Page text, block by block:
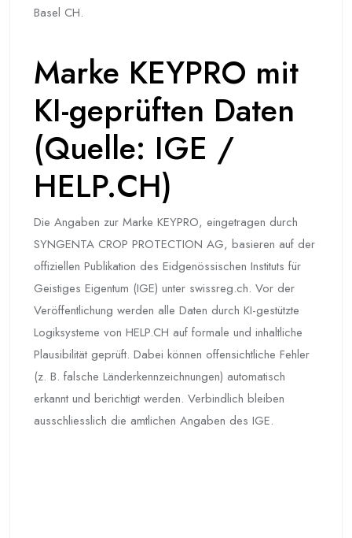
Basel CH.
Marke KEYPRO mit
KI-geprüften Daten
(Quelle: IGE /
HELP.CH)
Die Angaben zur Marke KEYPRO, eingetragen durch
SYNGENTA CROP PROTECTION AG, basieren auf der
offiziellen Publikation des Eidgenössischen Instituts für
Geistiges Eigentum (IGE) unter swissreg.ch. Vor der
Veröffentlichung werden alle Daten durch KI-gestützte
Logiksysteme von HELP.CH auf formale und inhaltliche
Plausibilität geprüft. Dabei können offensichtliche Fehler
(z. B. falsche Länderkennzeichnungen) automatisch
erkannt und berichtigt werden. Verbindlich bleiben
ausschliesslich die amtlichen Angaben des IGE.